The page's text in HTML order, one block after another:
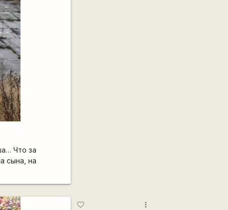
Что за
сына, на
favorite_border more_vert